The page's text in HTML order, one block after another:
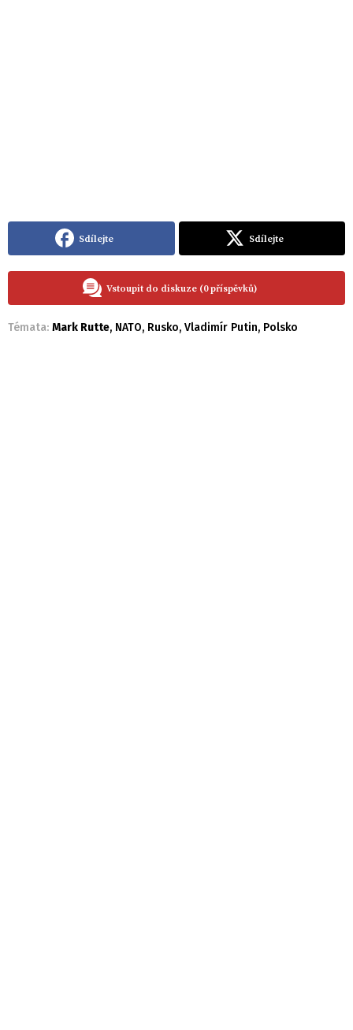
Sdílejte Sdílejte
Vstoupit do diskuze (0 příspěvků)
Témata: Mark Rutte, NATO, Rusko, Vladimír Putin, Polsko